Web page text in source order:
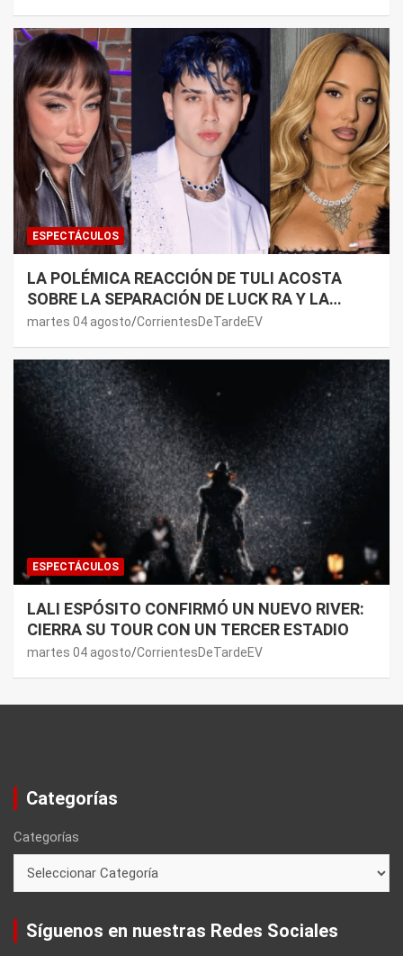
ESPECTÁCULOS
LA POLÉMICA REACCIÓN DE TULI ACOSTA
SOBRE LA SEPARACIÓN DE LUCK RA Y LA
JOAQUI: “¿MI VERDAD?”
martes 04 agosto CorrientesDeTardeEV
ESPECTÁCULOS
LALI ESPÓSITO CONFIRMÓ UN NUEVO RIVER:
CIERRA SU TOUR CON UN TERCER ESTADIO
martes 04 agosto CorrientesDeTardeEV
Categorías
Categorías
Síguenos en nuestras Redes Sociales